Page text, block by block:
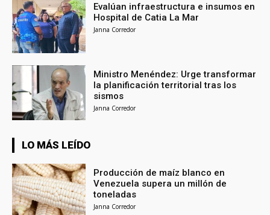
Evalúan infraestructura e insumos en
Hospital de Catia La Mar
Janna Corredor
Ministro Menéndez: Urge transformar
la planificación territorial tras los
sismos
Janna Corredor
LO MÁS LEÍDO
Producción de maíz blanco en
Venezuela supera un millón de
toneladas
Janna Corredor